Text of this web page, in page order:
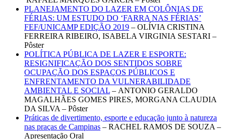
PLANEJAMENTO DO LAZER EM COLÔNIAS DE
FÉRIAS: UM ESTUDO DO ‘FARRA NAS FÉRIAS’
FEF/UNICAMP EDIÇÃO 2019 – OLÍVIA CRISTINA
FERREIRA RIBEIRO, ISABELA VIRGINIA SESTARI –
Pôster
POLÍTICA PÚBLICA DE LAZER E ESPORTE:
RESIGNIFICAÇÃO DOS SENTIDOS SOBRE
OCUPAÇÃO DOS ESPAÇOS PÚBLICOS E
ENFRENTAMENTO DA VULNERABILIDADE
AMBIENTAL E SOCIAL – ANTONIO GERALDO
MAGALHÃES GOMES PIRES, MORGANA CLAUDIA
DA SILVA – Pôster
Práticas de divertimento, esporte e educação junto à natureza
nas praças de Campinas – RACHEL RAMOS DE SOUZA –
Apresentação Oral